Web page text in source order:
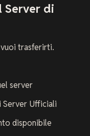
Server di
trasferirti.
server
Server Ufficiali
disponibile